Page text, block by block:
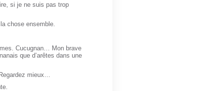
si je ne suis pas trop
chose ensemble.
Cucugnan… Mon brave
que d’arêtes dans une
mieux…